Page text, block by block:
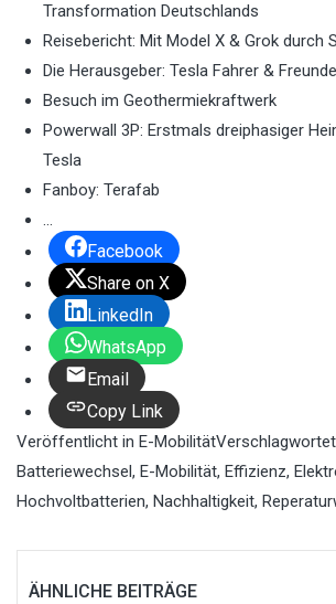
Transformation Deutschlands
Reisebericht: Mit Model X & Grok durch
Die Herausgeber: Tesla Fahrer &
Besuch im Geothermiekraftwerk
Powerwall 3P: Erstmals dreiphasiger
Tesla
Fanboy: Terafab
…
Facebook
Share on X
LinkedIn
WhatsApp
Email
Copy Link
Veröffentlicht in E-MobilitätVerschlagwortet
Batteriewechsel , E-Mobilität, Effizienz,
Hochvoltbatterien, Nachhaltigkeit,
ÄHNLICHE BEITRÄGE